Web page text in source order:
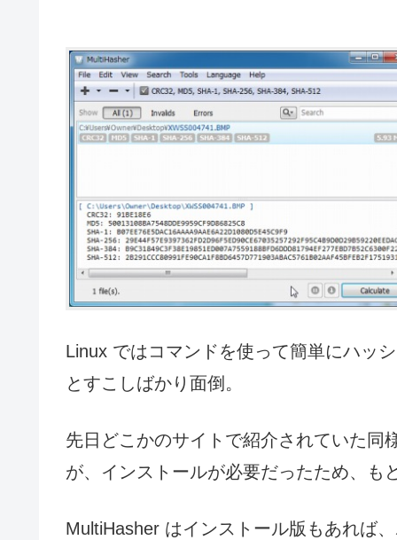
Linux ではコマンドを使って簡単にハッ
とすこしばかり面倒。
先日どこかのサイトで紹介されていた同
が、インストールが必要だったため、も
MultiHasher はインストール版もあれば